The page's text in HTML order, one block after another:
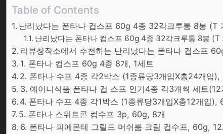
Table of Contents
난리났다는 폰타나 컵스프 60g 4종 32각크루통 8봉 (T
난리났다는 폰타나 컵스프 60g 4종 32각크루통 8봉 (T
리뷰창작소에서 추천하는 난리났다는 폰타나 컵스프
1. 폰타나 컵스프 60g 4종 8개, 1세트
2. 폰타나 수프 4종 각2박스 (1종류당3개입X총24개입
3. 예이니식품 폰타나 컵 스프 인기4종 각3개씩 세트
4. 폰타나 수프 4종 각1박스 (1종류당3개입X총12개입),
5. 폰타나 스위트콘 컵수프 3p, 60g, 8개
6. 폰타나 피에몬테 그릴드 머쉬룸 크림 컵수프, 60g, 12